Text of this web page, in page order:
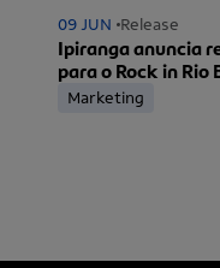
09 JUN Release
Ipiranga anuncia
para o Rock in
Marketing